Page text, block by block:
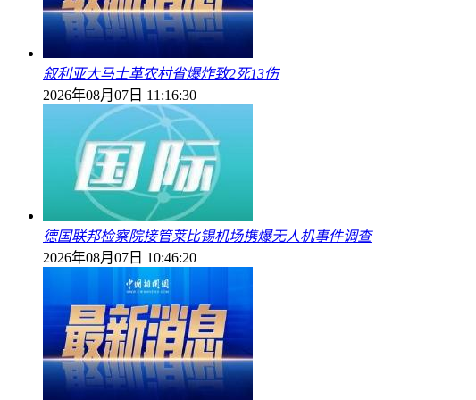
叙利亚大马士革农村省爆炸致2死13伤
2026年08月07日 11:16:30
德国联邦检察院接管莱比锡机场携爆无人机事件调查
2026年08月07日 10:46:20